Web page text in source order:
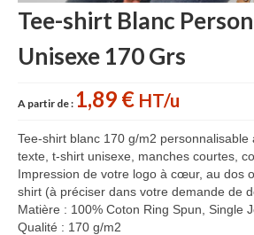
Accessoires supporters
Batterie Externe Power
Bonnet & Gants
Casquette publicitaire
Carnet personnalisé
Repositionnable
Tee-shirt Blanc
Unisexe 170 Grs
A partir de : 1,89 € HT/u
Tee-shirt blanc 170 g/m2 personnalisable
texte, t-shirt unisexe, manches courtes,
Impression de votre logo à cœur, au dos
shirt (à préciser dans votre demande de
Matière : 100% Coton Ring Spun, Single
Qualité : 170 g/m2